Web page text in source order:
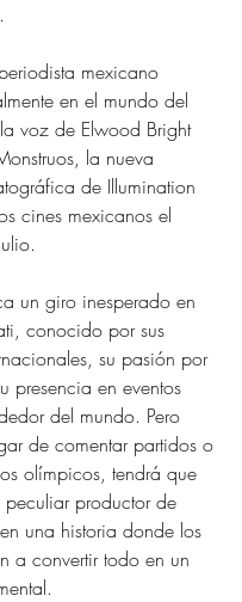
mexicano
en el mundo del
voz de Elwood Bright
la nueva
de Illumination
cines mexicanos el
un giro inesperado en
conocido por sus
su pasión por
presencia en eventos
del mundo. Pero
de comentar partidos o
olímpicos, tendrá que
peculiar productor de
una historia donde los
a convertir todo en un